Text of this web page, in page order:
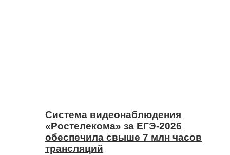
Система видеонаблюдения
«Ростелекома» за ЕГЭ-2026
обеспечила свыше 7 млн часов
трансляций